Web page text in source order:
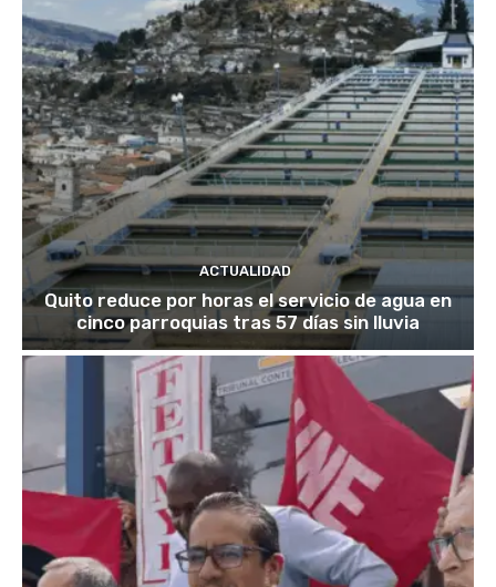
ACTUALIDAD
Quito reduce por horas el servicio de agua en
cinco parroquias tras 57 días sin lluvia